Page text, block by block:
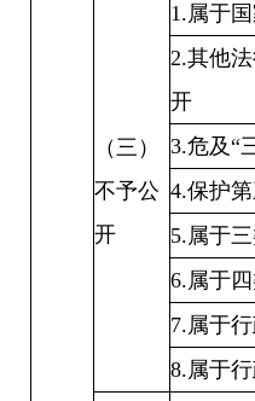
（三）
不予公
开
1.属于
2.其他
开
3.危及“
4.保护
5.属于
6.属于
7.属于
8.属于